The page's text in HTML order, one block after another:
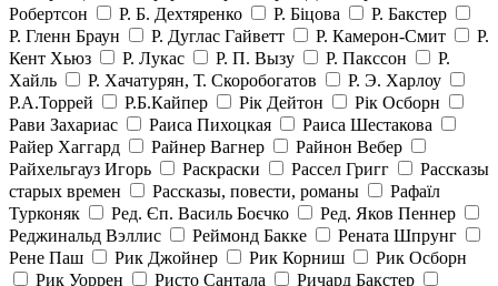
Робертсон
Р. Б. Дехтяренко Р. Біцова
Р. Бакстер
Р. Гленн Браун
Р. Дуглас Гайветт Р. Камерон-Смит
Р.
Кент Хьюз
Р. Лукас Р. П. Вызу Р. Пакссон
Р.
Хайль
Р. Хачатурян, Т. Скоробогатов
Р. Э. Харлоу
Р.А.Торрей
Р.Б.Кайпер Рік Дейтон
Рік Осборн
Рави Захариас
Раиса Пихоцкая
Раиса Шестакова
Райер Хаггард
Райнер Вагнер
Райнон Вебер
Райхельгауз Игорь
Раскраски Рассел Григг
Рассказы
старых времен
Рассказы, повести, романы
Рафаїл
Турконяк
Ред. Єп. Василь Боєчко
Ред. Яков Пеннер
Реджинальд Вэллис
Реймонд Бакке
Рената Шпрунг
Рене Паш
Рик Джойнер Рик Корниш
Рик Осборн
Рик Уоррен
Ристо Сантала Ричард Бакстер